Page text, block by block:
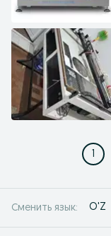
1
Сменить язык: O'Z